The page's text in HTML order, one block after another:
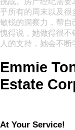
乎所有的周末以及很
敏锐的洞察力，帮自
愧得说，她做得很不
人的支持，她会不断
Emmie
Estate
At Your Service!